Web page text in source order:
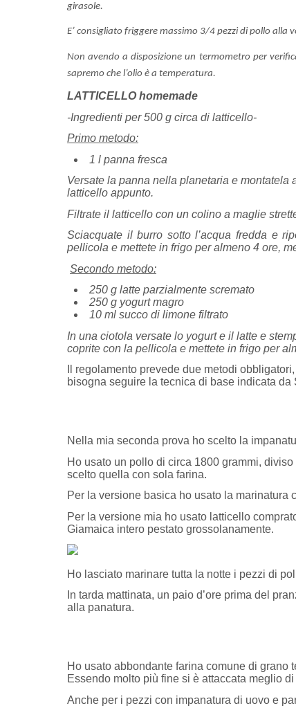
girasole.
E’ consigliato friggere massimo 3/4 pezzi di pollo
Non avendo a disposizione un termometro per
sapremo che l’olio è a temperatura.
LATTICELLO homemade
-Ingredienti per 500 g circa di latticello-
Primo metodo:
1 l panna fresca
Versate la panna nella planetaria e
latticello appunto.
Filtrate il latticello con un colino a maglie
Sciacquate il burro sotto l’acqua fredda e
pellicola e mettete in frigo per almeno 4 ore,
Secondo metodo:
250 g latte parzialmente scremato
250 g yogurt magro
10 ml succo di limone filtrato
In una ciotola versate lo yogurt e il latte e
coprite con la pellicola e mettete in frigo per
Il regolamento prevede due metodi
bisogna seguire la tecnica di base indicata
Nella mia seconda prova ho scelto la
Ho usato un pollo di circa 1800 grammi,
scelto quella con sola farina.
Per la versione basica ho usato la marinatura
Per la versione mia ho usato latticello
Giamaica intero pestato grossolanamente.
Ho lasciato marinare tutta la notte i pezzi di
In tarda mattinata, un paio d’ore prima del
alla panatura.
Ho usato abbondante farina comune di
Essendo molto più fine si è attaccata meglio
Anche per i pezzi con impanatura di uovo e